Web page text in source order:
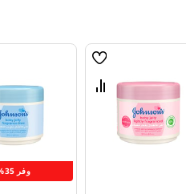
قائمة
قارن
وفر 35%